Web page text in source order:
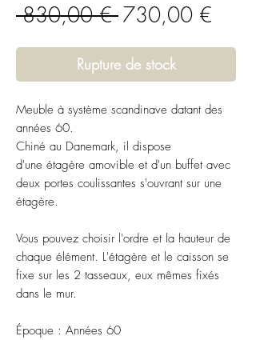
830,00 € Prix
original
730,00 €
Rupture de stock
Meuble à système scandinave datant des
années 60.
Chiné au Danemark, il dispose
d'une étagère amovible et d'un buffet avec
deux portes coulissantes s'ouvrant sur une
étagère.
Vous pouvez choisir l'ordre et la hauteur de
chaque élément. L'étagère et le caisson se
fixe sur les 2 tasseaux, eux mêmes fixés
dans le mur.
Époque : Années 60